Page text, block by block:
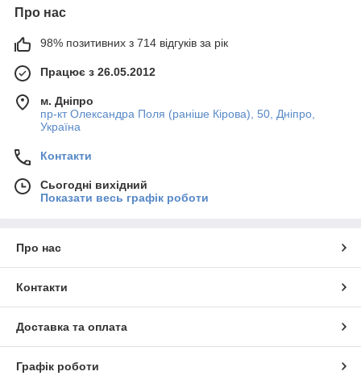
Про нас
98% позитивних з 714 відгуків за рік
Працює з 26.05.2012
м. Дніпро
пр-кт Олександра Поля (раніше Кірова), 50, Дніпро,
Україна
Контакти
Сьогодні вихідний
Показати весь графік роботи
Про нас
Контакти
Доставка та оплата
Графік роботи